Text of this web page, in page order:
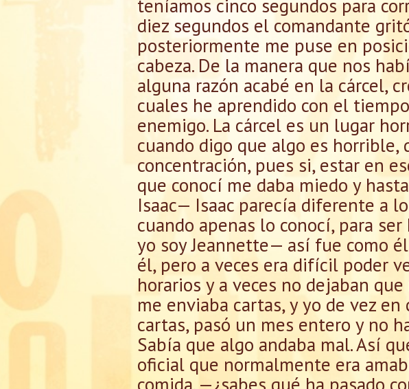
teníamos cinco segundos para
diez segundos el comandante
posteriormente me puse en
cabeza. De la manera que nos
alguna razón acabé en la cárcel,
cuales he aprendido con el
enemigo. La cárcel es un lugar
cuando digo que algo es horrible,
concentración, pues si, estar en
que conocí me daba miedo y
Isaac— Isaac parecía diferente a
cuando apenas lo conocí, para
yo soy Jeannette— así fue como
él, pero a veces era difícil poder
horarios y a veces no dejaban
me enviaba cartas, y yo de vez
cartas, pasó un mes entero y no
Sabía que algo andaba mal. Así
oficial que normalmente era